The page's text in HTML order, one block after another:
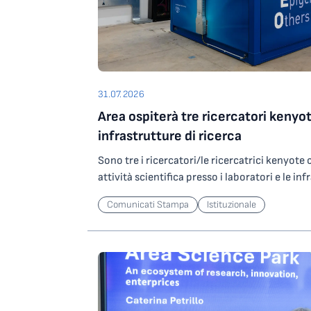
31.07.2026
Area ospiterà tre ricercatori
infrastrutture di ricerca
Sono tre i ricercatori/le ricercatrici kenyote
attività scientifica presso i laboratori e le
Science Park grazie a un contributo del
Ricerca che l’Ente ha ottenuto partecipando
nell’ambito degli investimenti del PNRR. In
potranno svolgere attività di ricerca presso
altamente specializzata per lo studio di
operando su ORFEO, centro per il calcolo
Comunicati Stampa Istituzionale